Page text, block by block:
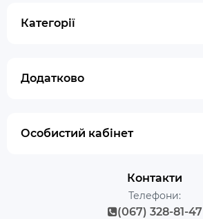
Категорії
Додатково
Особистий кабінет
Контакти
Телефони:
(067) 328-81-47